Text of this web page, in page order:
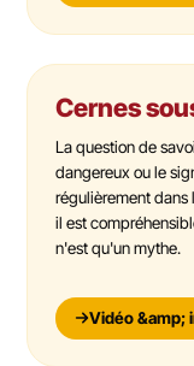
Cernes
La question de
dangereux ou le
régulièrement dans
il est
n'est qu'un mythe.
Vidéo &amp;